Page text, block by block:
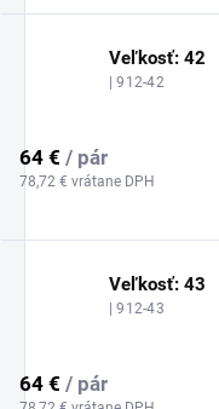
Veľkosť: 42
| 912-42
64 € / pár
78,72 € vrátane DPH
Veľkosť: 43
| 912-43
64 € / pár